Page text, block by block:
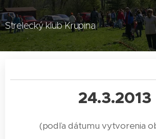
Strelecký klub Krupina
24.3.2013
(podľa dátumu vytvorenia